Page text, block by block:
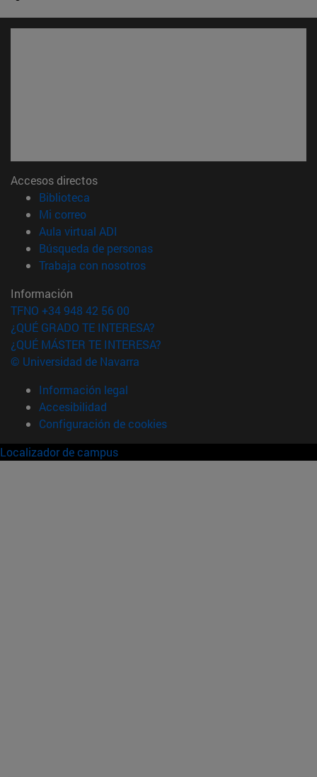
Accesos directos
Biblioteca
Mi correo(abre en nueva ventana)
Aula virtual ADI
Búsqueda de personas(abre en nueva ventana)
Trabaja con nosotros(abre en nueva ventana)
Información
TFNO +34 948 42 56 00
¿QUÉ GRADO TE INTERESA?
¿QUÉ MÁSTER TE INTERESA?
© Universidad de Navarra
Información legal
Accesibilidad
Configuración de cookies
Localizador de campus